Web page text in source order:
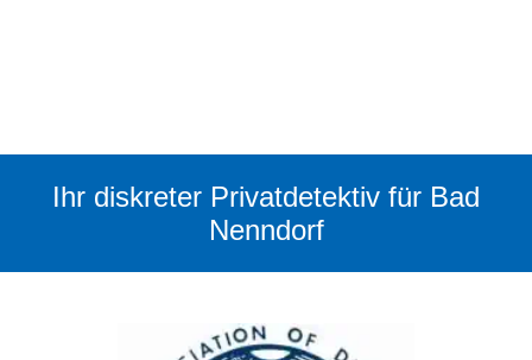
Ihr diskreter Privatdetektiv für Bad
Nenndorf